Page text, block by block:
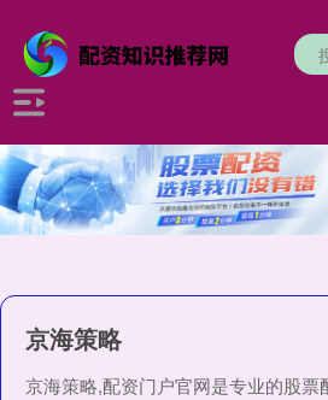
京海策略
京海策略,配资门户官网是专业的股